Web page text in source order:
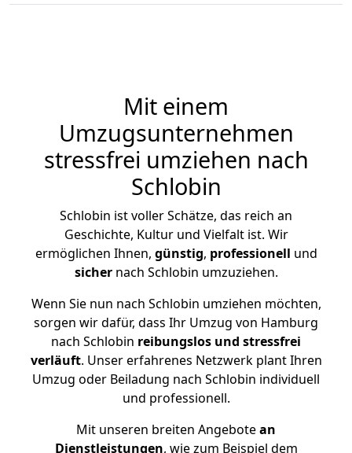
Mit einem
Umzugsunternehmen
stressfrei umziehen nach
Schlobin
Schlobin ist voller Schätze, das reich an
Geschichte, Kultur und Vielfalt ist. Wir
ermöglichen Ihnen, günstig, professionell und
sichernach Schlobin umzuziehen.
Wenn Sie nun nach Schlobin umziehen möchten,
sorgen wir dafür, dass Ihr Umzug von Hamburg
nach Schlobin reibungslos und stressfrei
verläuft. Unser erfahrenes Netzwerk plant Ihren
Umzug oder Beiladung nach Schlobin individuell
und professionell.
Mit unseren breiten Angebotean
Dienstleistungen, wie zum Beispiel dem